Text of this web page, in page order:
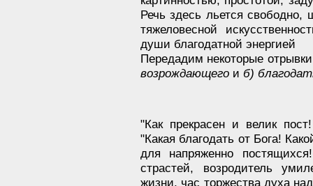
Речь здесь льется свободно,
тяжеловесной
души благодатной энергией
Передадим некоторые
возрождающего и б)
"Как прекрасен и велик
"Какая благодать от Бога!
для напряженно
страстей, возродитель
жизни, час торжества духа